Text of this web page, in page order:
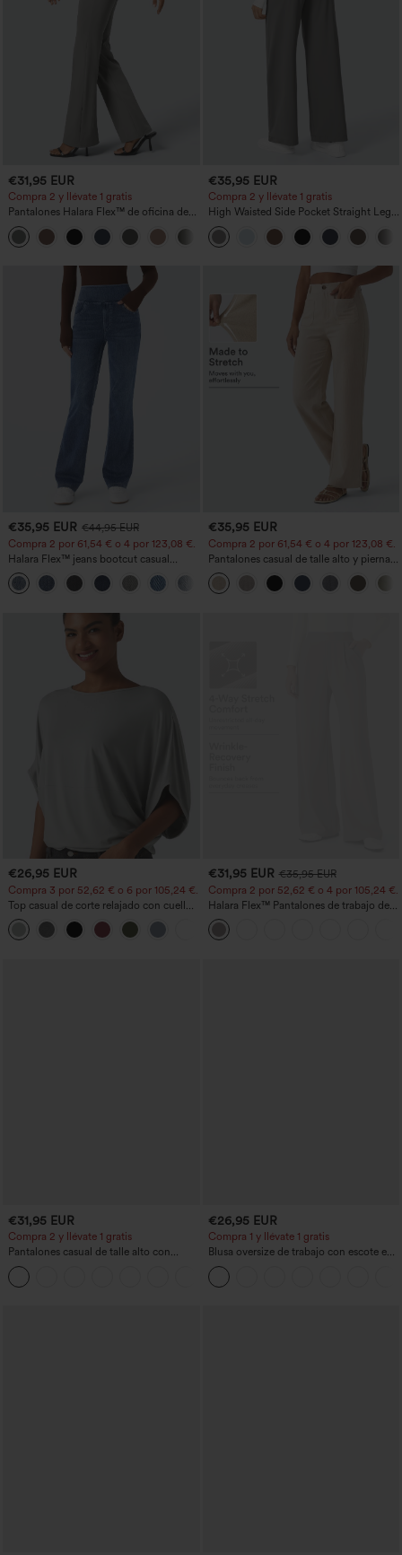
€31,95 EUR
Compra 2 y llévate 1 gratis
Pantalones Halara Flex™ de oficina de
tiro alto ligeramente acampanados con
bolsillos
+13
€35,95 EUR
Compra 2 y llévate 1 gratis
High Waisted Side Pocket Straight Leg
Work Pants
€35,95 EUR €44,95 EUR
Compra 2 por 61,54 € o 4 por 123,08 €.
Halara Flex™ jeans bootcut casual
lavados, de talle alto y con bolsillos
+5
€35,95 EUR
Compra 2 por 61,54 € o 4 por 123,08 €.
Pantalones casual de talle alto y pierna
recta con tacto de lino y bolsillos
€26,95 EUR
Compra 3 por 52,62 € o 6 por 105,24 €.
Top casual de corte relajado con cuello
redondo y mangas murciélago.
€31,95 EUR €35,95 EUR
Compra 2 por 52,62 € o 4 por 105,24 €.
Halara Flex™ Pantalones de trabajo de
talle alto, moldeadores del cuerpo, que
estilizan la cintura, con bolsillos, de
pierna ancha en micro‑waffle
€31,95 EUR
Compra 2 y llévate 1 gratis
Pantalones casual de talle alto con
cordón, pernera ancha, en mezcla de
lino y con bolsillos
€26,95 EUR
Compra 1 y llévate 1 gratis
Blusa oversize de trabajo con escote en
V y manga corta, resistente a las arrugas